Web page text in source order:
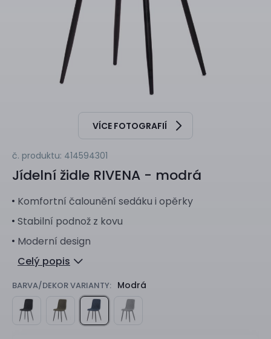
VÍCE FOTOGRAFIÍ
č. produktu: 414594301
Jídelní židle RIVENA - modrá
Komfortní čalounění sedáku i opěrky
Stabilní podnož z kovu
Moderní design
Celý popis
BARVA/DEKOR VARIANTY: Modrá